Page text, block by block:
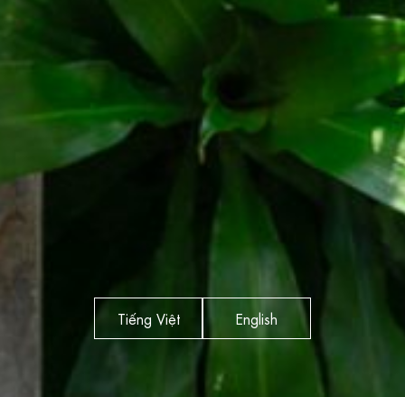
Tiếng Việt English